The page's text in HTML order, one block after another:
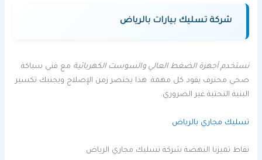
شركة تسليك بيارات بالرياض
نستخدم أجهزة الضغط العالي والسوست الكهربائية مع فني سباكة
صحي محترف يقود كل مهمة. هذا يختصر زمن الإصلاح ويجنبك تكسير
البنية التحتية غير الضروري.
تسليك مجاري بالرياض
نقاط تميزنا النهضة شركة تسليك مجاري الرياض